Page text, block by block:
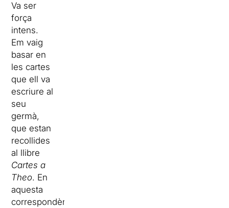
Va ser
força
intens.
Em vaig
basar en
les cartes
que ell va
escriure al
seu
germà,
que estan
recollides
al llibre
Cartes a
Theo. En
aquesta
correspondència